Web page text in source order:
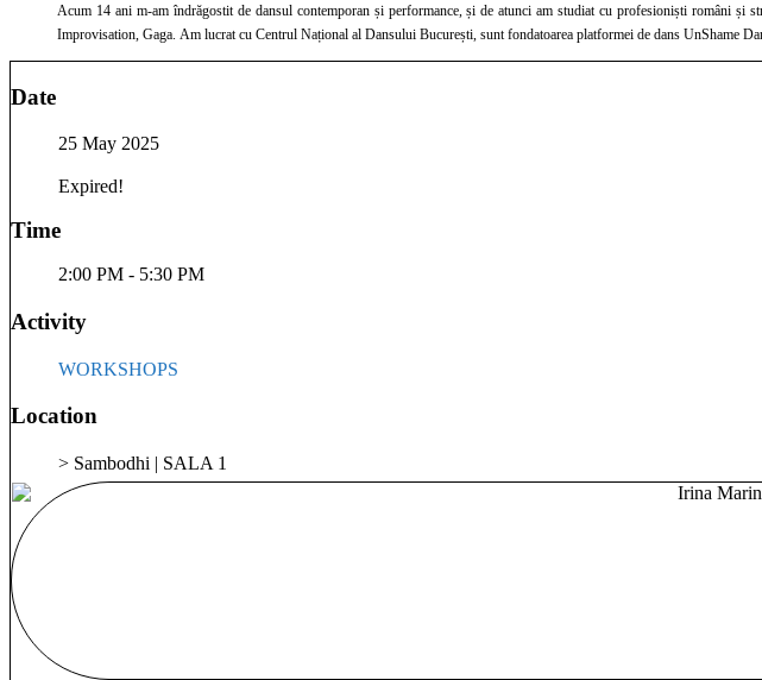
Acum 14 ani m-am îndrăgostit de dansul contemporan și performance, și de atunci am studiat cu profesioniști români
Improvisation, Gaga. Am lucrat cu Centrul Național al Dansului București, sunt fondatoarea platformei de dans
Date
25 May 2025
Expired!
Time
2:00 PM - 5:30 PM
Activity
WORKSHOPS
Location
> Sambodhi | SALA 1